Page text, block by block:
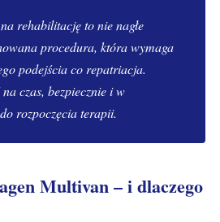
rehabilitację to nie nagłe
procedura, która wymaga
podejścia co repatriacja.
czas, bezpiecznie i w
rozpoczęcia terapii.
Multivan – i dlaczego